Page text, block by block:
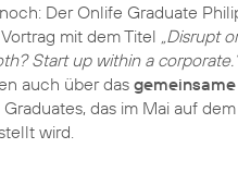
Der Onlife Graduate
mit dem Titel „Disrupt
Start up within a corporate.“
auch über das
das im Mai auf
wird.